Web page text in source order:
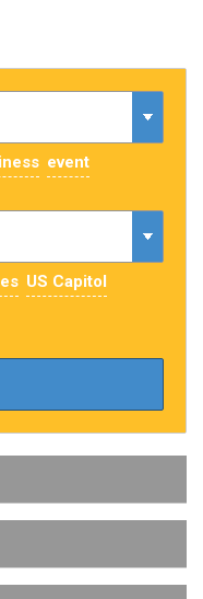
event
US Capitol